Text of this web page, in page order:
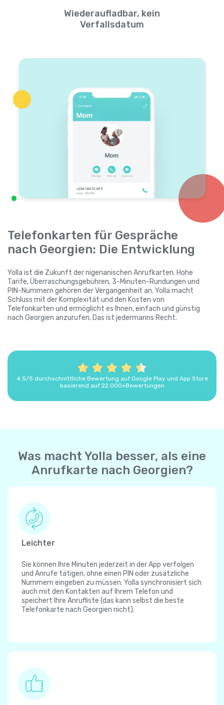
Wiederaufladbar, kein
Verfallsdatum
Telefonkarten für Gespräche
nach Georgien: Die Entwicklung
Yolla ist die Zukunft der nigerianischen Anrufkarten. Hohe
Tarife, Überraschungsgebühren, 3-Minuten-Rundungen und
PIN-Nummern gehören der Vergangenheit an. Yolla macht
Schluss mit der Komplexität und den Kosten von
Telefonkarten und ermöglicht es Ihnen, einfach und günstig
nach Georgien anzurufen. Das ist jedermanns Recht.
4.5/5 durchschnittliche Bewertung auf Google Play und App Store
basierend auf 22.000+Bewertungen
Was macht Yolla besser, als eine
Anrufkarte nach Georgien?
Leichter
Sie können Ihre Minuten jederzeit in der App verfolgen
und Anrufe tätigen, ohne einen PIN oder zusätzliche
Nummern eingeben zu müssen. Yolla synchronisiert sich
auch mit den Kontakten auf Ihrem Telefon und
speichert Ihre Anrufliste (das kann selbst die beste
Telefonkarte nach Georgien nicht).